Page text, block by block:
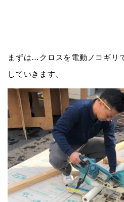
まずは…クロスを電動ノコギリ
していきます。